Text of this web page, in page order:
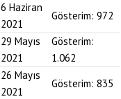
6 Haziran
2021
Gösterim: 972
29 Mayıs
2021
Gösterim:
1.062
26 Mayıs
2021
Gösterim: 835